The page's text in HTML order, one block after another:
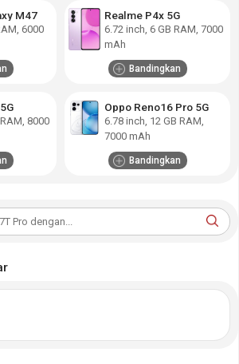
M47
6000
Realme P4x 5G
6.72 inch, 6 GB RAM 7000
mAh
Bandingkan
8000
Oppo Reno16 Pro 5G
6.78 inch, 12 GB RAM
7000 mAh
Bandingkan